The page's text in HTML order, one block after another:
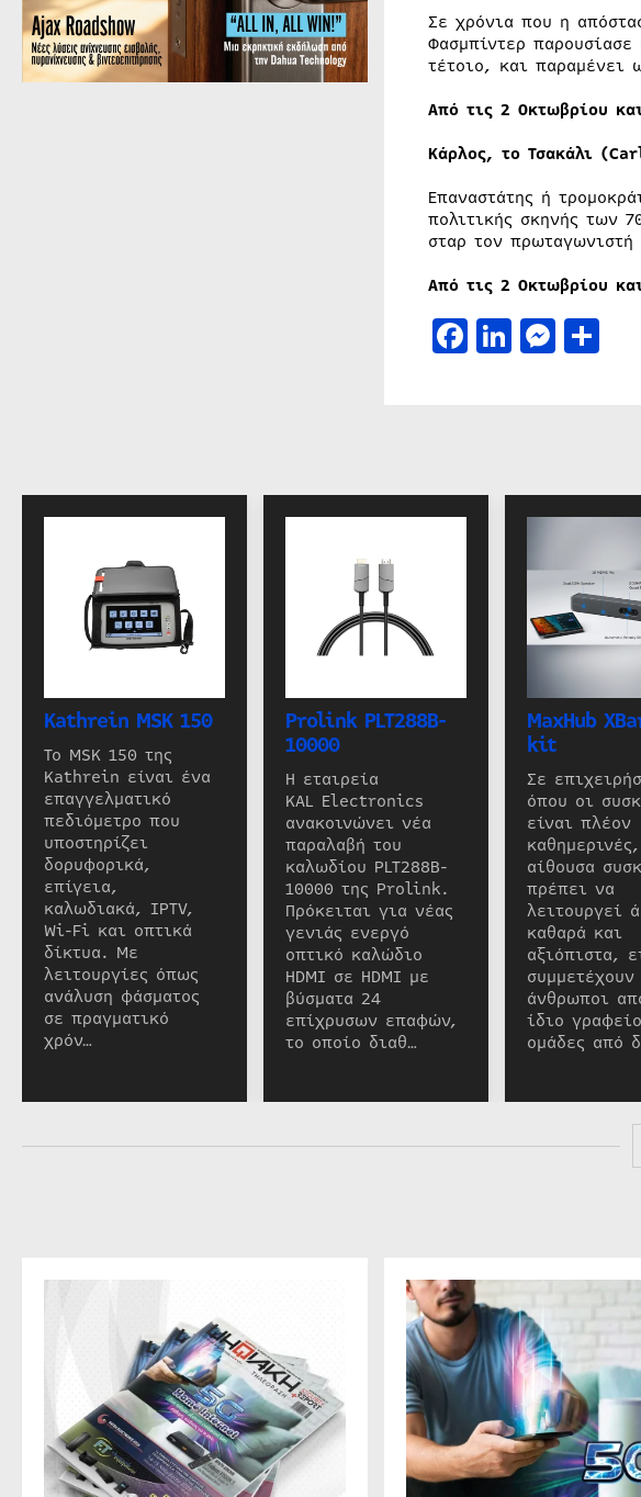
Σε χρόνια που η
Φασμπίντερ
τέτοιο, και παραμένει
Από τις 2 Οκτωβρίου
Κάρλος, το Τσακάλι
Επαναστάτης ή
πολιτικής σκηνής των
σταρ τον
Από τις 2 Οκτωβρίου
Facebook
LinkedIn
Kathrein MSK 150
Το MSK 150 της
Kathrein είναι ένα
επαγγελματικό
πεδιόμετρο που
υποστηρίζει
δορυφορικά,
επίγεια,
καλωδιακά, IPTV,
Wi-Fi και οπτικά
δίκτυα. Με
λειτουργίες όπως
ανάλυση φάσματος
σε πραγματικό
χρόν…
Prolink PLT288B-
10000
Η εταιρεία
KAL Electronics
ανακοινώνει νέα
παραλαβή του
καλωδίου PLT288B-
10000 της Prolink.
Πρόκειται για νέας
γενιάς ενεργό
οπτικό καλώδιο
HDMI σε HDMI με
βύσματα 24
επίχρυσων επαφών,
το οποίο διαθ…
MaxHub
kit
Σε
όπου οι
είναι πλέον
αίθουσα
πρέπει να
λειτουργεί
καθαρά και
αξιόπιστα,
συμμετέχουν
άνθρωποι
ίδιο
ομάδες από